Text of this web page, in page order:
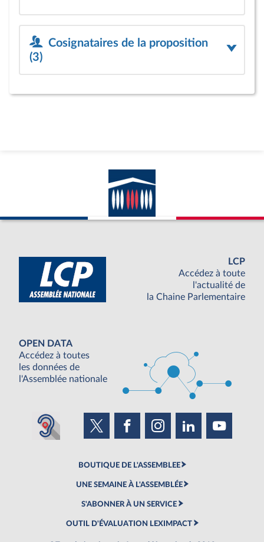
Cosignataires de la proposition
(3)
LCP
Accédez à toute
l'actualité de
la Chaine Parlementaire
OPEN DATA
Accédez à toutes
les données de
l'Assemblée nationale
BOUTIQUE DE L'ASSEMBLEE
UNE SEMAINE À L'ASSEMBLÉE
S'ABONNER À UN SERVICE
OUTIL D'ÉVALUATION LEXIMPACT